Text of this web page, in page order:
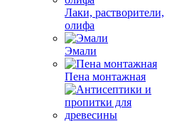
Лаки, растворители,
олифа
Эмали
Пена монтажная